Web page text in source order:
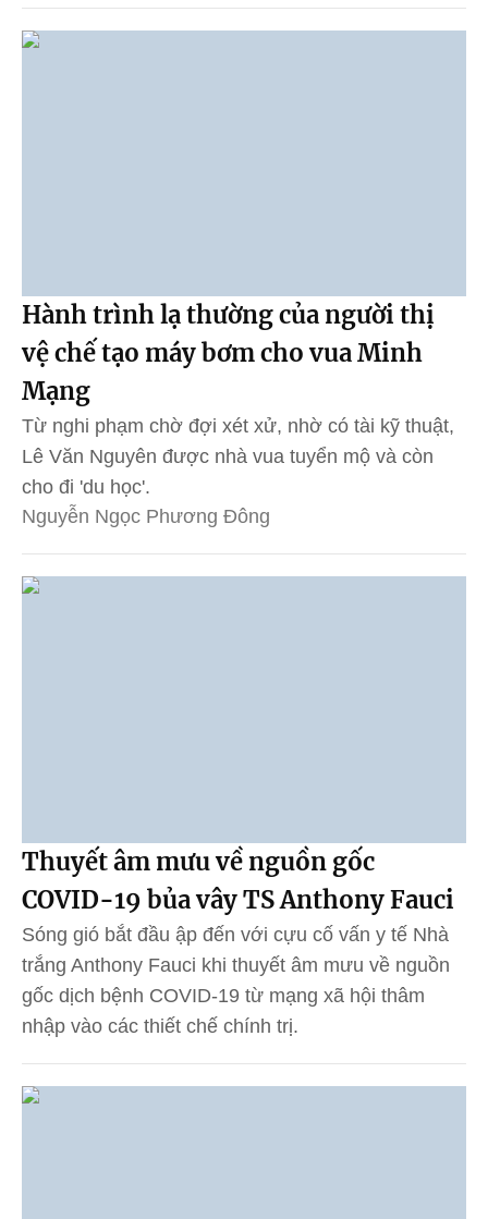
Hành trình lạ thường của người thị
vệ chế tạo máy bơm cho vua Minh
Mạng
Từ nghi phạm chờ đợi xét xử, nhờ có tài kỹ thuật,
Lê Văn Nguyên được nhà vua tuyển mộ và còn
cho đi 'du học'.
Nguyễn Ngọc Phương Đông
Thuyết âm mưu về nguồn gốc
COVID-19 bủa vây TS Anthony Fauci
Sóng gió bắt đầu ập đến với cựu cố vấn y tế Nhà
trắng Anthony Fauci khi thuyết âm mưu về nguồn
gốc dịch bệnh COVID-19 từ mạng xã hội thâm
nhập vào các thiết chế chính trị.